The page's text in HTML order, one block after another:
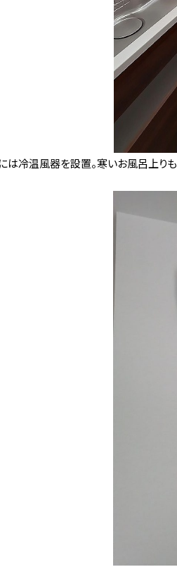
は冷温風器を設置。寒いお風呂上り